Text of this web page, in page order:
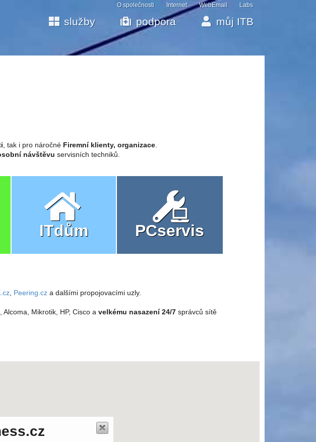
služby podpora můj ITB
O společnosti Internet WebEmail Labs
, tak i pro náročné Firemní klienty, organizace
návštěvu servisních techniků.
ITdům PCservis
Peering.cz a dalšími propojovacími uzly.
Mikrotik, HP, Cisco a velkému nasazení 24/7 správců sítě